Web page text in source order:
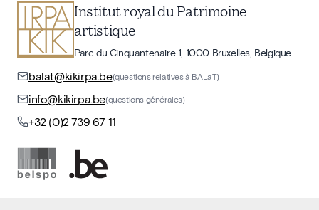
Institut royal du Patrimoine
artistique
Parc du Cinquantenaire 1, 1000 Bruxelles, Belgique
balat@kikirpa.be(questions relatives à BALaT)
info@kikirpa.be(questions générales)
+32 (0)2 739 67 11